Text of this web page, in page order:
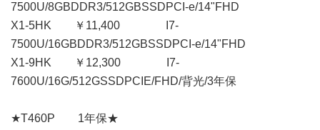
7500U/8GBDDR3/512GBSSDPCI-e/14"FHD
X1-5HK ￥11,400 I7-
7500U/16GBDDR3/512GBSSDPCI-e/14"FHD
X1-9HK ￥12,300 I7-
7600U/16G/512GSSDPCIE/FHD/背光/3年保
★T460P 1年保★